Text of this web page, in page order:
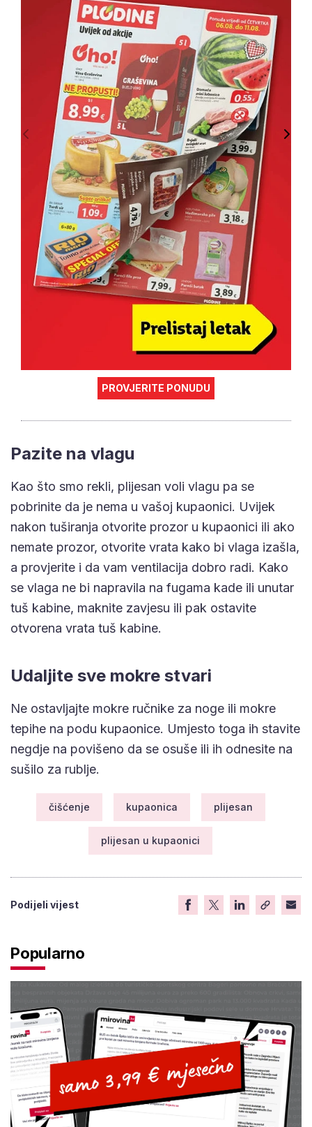
PROVJERITE PONUDU
Pazite na vlagu
Kao što smo rekli, plijesan voli vlagu pa se
pobrinite da je nema u vašoj kupaonici. Uvijek
nakon tuširanja otvorite prozor u kupaonici ili ako
nemate prozor, otvorite vrata kako bi vlaga izašla,
a provjerite i da vam ventilacija dobro radi. Kako
se vlaga ne bi napravila na fugama kade ili unutar
tuš kabine, maknite zavjesu ili pak ostavite
otvorena vrata tuš kabine.
Udaljite sve mokre stvari
Ne ostavljajte mokre ručnike za noge ili mokre
tepihe na podu kupaonice. Umjesto toga ih stavite
negdje na povišeno da se osuše ili ih odnesite na
sušilo za rublje.
čišćenje kupaonica plijesan
plijesan u kupaonici
Podijeli vijest
Popularno